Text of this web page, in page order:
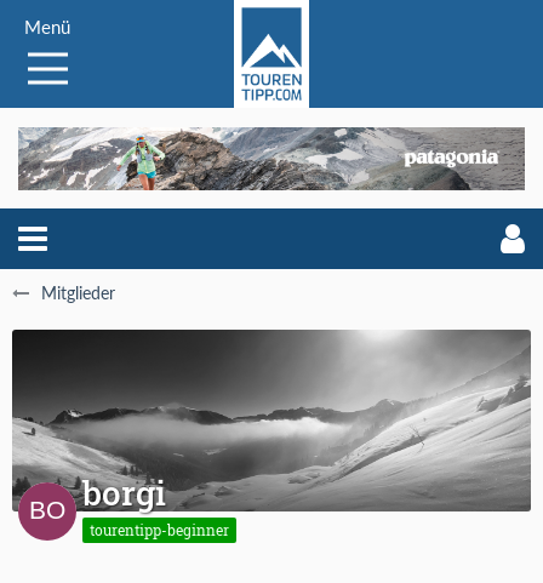
Menü
Mitglieder
borgi
tourentipp-beginner